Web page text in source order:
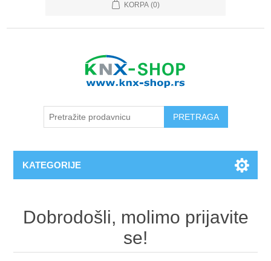
KORPA (0)
KATEGORIJE
Dobrodošli, molimo prijavite
se!